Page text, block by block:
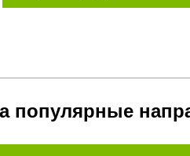
популярные